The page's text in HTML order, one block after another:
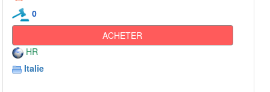
0
ACHETER
HR
Italie